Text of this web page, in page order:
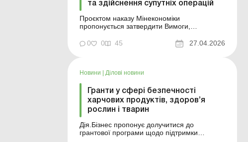
та здійснення супутніх операцій
Проєктом наказу Мінекономіки
пропонується затвердити Вимоги,
компетентним органом щодо вантажів, які
перебувають в обігу, ввозяться
з неї та приведення національного
законодавства у...
0 0 45 27.04.2026
Новини Ділові новини
Гранти у сфері безпечності
харчових продуктів, здоров’я
рослин і тварин
Дія.Бізнес пропонує долучитися до
грантової програми щодо підтримки